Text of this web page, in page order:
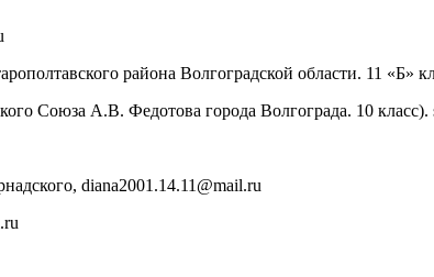
района Волгоградской области. 11 «Б»
Союза А.В. Федотова города Волгограда. 10 класс).
diana2001.14.11@mail.ru